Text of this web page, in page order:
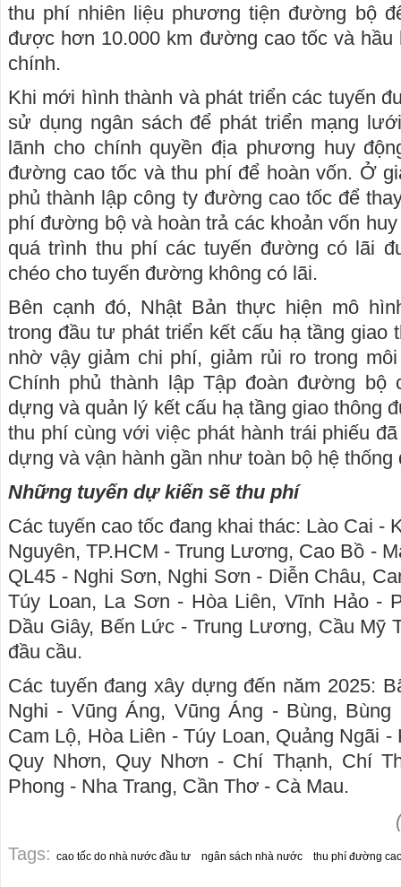
thu phí nhiên liệu phương tiện đường bộ
được hơn 10.000 km đường cao tốc và
chính.
Khi mới hình thành và phát triển các tuyến
sử dụng ngân sách để phát triển mạng
lãnh cho chính quyền địa phương huy
đường cao tốc và thu phí để hoàn vốn. Ở
phủ thành lập công ty đường cao tốc để
phí đường bộ và hoàn trả các khoản vốn
quá trình thu phí các tuyến đường có lãi
chéo cho tuyến đường không có lãi.
Bên cạnh đó, Nhật Bản thực hiện mô
trong đầu tư phát triển kết cấu hạ tầng giao
nhờ vậy giảm chi phí, giảm rủi ro trong
Chính phủ thành lập Tập đoàn đường bộ
dựng và quản lý kết cấu hạ tầng giao thông
thu phí cùng với việc phát hành trái phiếu
dựng và vận hành gần như toàn bộ hệ
Những tuyến dự kiến sẽ thu phí
Các tuyến cao tốc đang khai thác: Lào Cai -
Nguyên, TP.HCM - Trung Lương, Cao Bồ -
QL45 - Nghi Sơn, Nghi Sơn - Diễn Châu,
Túy Loan, La Sơn - Hòa Liên, Vĩnh Hảo -
Dầu Giây, Bến Lức - Trung Lương, Cầu Mỹ
đầu cầu.
Các tuyến đang xây dựng đến năm 2025:
Nghi - Vũng Áng, Vũng Áng - Bùng,
Cam Lộ, Hòa Liên - Túy Loan, Quảng Ngãi
Quy Nhơn, Quy Nhơn - Chí Thạnh, Chí
Phong - Nha Trang, Cần Thơ - Cà Mau.
Tags: cao tốc do nhà nước đầu tư ngân sách nhà nước thu phí đường